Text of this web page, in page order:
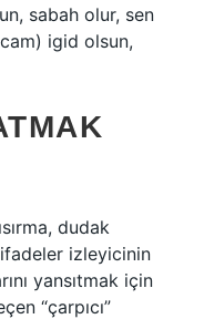
sabah olur, sen
igid olsun,
dudak
izleyicinin
yansıtmak için
“çarpıcı”